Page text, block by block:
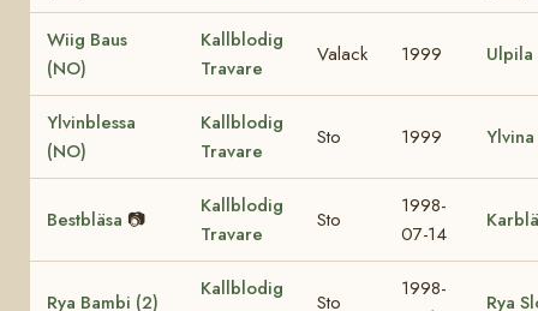
Wiig Baus
(NO)
Kallblodig
Travare
Valack 1999
Ylvinblessa
(NO)
Kallblodig
Travare
Sto 1999
Bestbläsa 📷
Kallblodig
Travare
Sto
1998-
07-14
Rya Bambi (2)
Kallblodig
Sto
1998-
Rya